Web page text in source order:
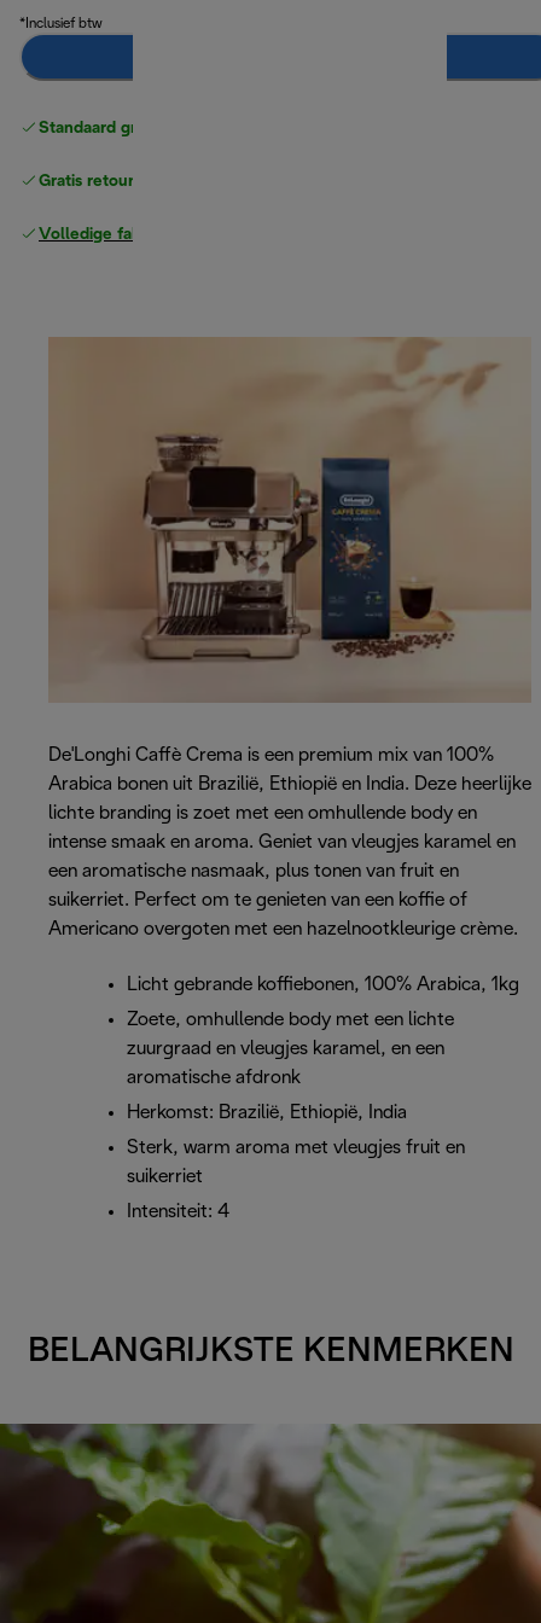
*Inclusief btw
Standaard gratis verzending
Gratis retourneren
Volledige fabrieksgarantie
De'Longhi Caffè Crema is een premium mix van 100%
Arabica bonen uit Brazilië, Ethiopië en India. Deze heerlijke
lichte branding is zoet met een omhullende body en
intense smaak en aroma. Geniet van vleugjes karamel en
een aromatische nasmaak, plus tonen van fruit en
suikerriet. Perfect om te genieten van een koffie of
Americano overgoten met een hazelnootkleurige crème.
Licht gebrande koffiebonen, 100% Arabica, 1kg
Zoete, omhullende body met een lichte
zuurgraad en vleugjes karamel, en een
aromatische afdronk
Herkomst: Brazilië, Ethiopië, India
Sterk, warm aroma met vleugjes fruit en
suikerriet
Intensiteit: 4
BELANGRIJKSTE KENMERKEN